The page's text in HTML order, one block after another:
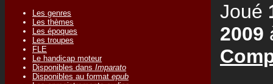
Les genres
Les thèmes
Les époques
Les troupes
FLE
Le handicap moteur
Disponibles dans Imparato
Disponibles au format epub
Joué
2009